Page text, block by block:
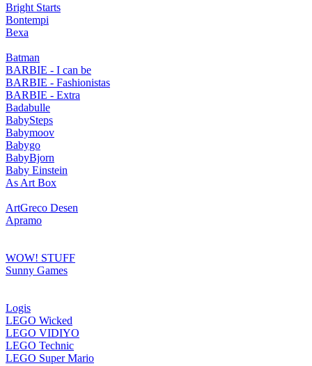
Bright Starts
Bontempi
Bexa
Batman
BARBIE - I can be
BARBIE - Fashionistas
BARBIE - Extra
Badabulle
BabySteps
Babymoov
Babygo
BabyBjorn
Baby Einstein
As Art Box
ArtGreco Desen
Apramo
WOW! STUFF
Sunny Games
Logis
LEGO Wicked
LEGO VIDIYO
LEGO Technic
LEGO Super Mario